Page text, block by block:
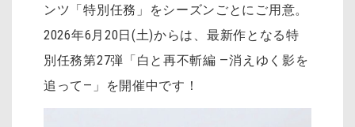
ンツ「特別任務」をシーズンごとにご用意。
2026年6月20日(土)からは、最新作となる特
別任務第27弾「白と再不斬編 ―消えゆく影を
追って―」を開催中です！